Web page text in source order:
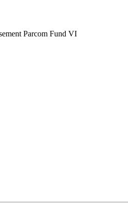
Parcom Fund VI